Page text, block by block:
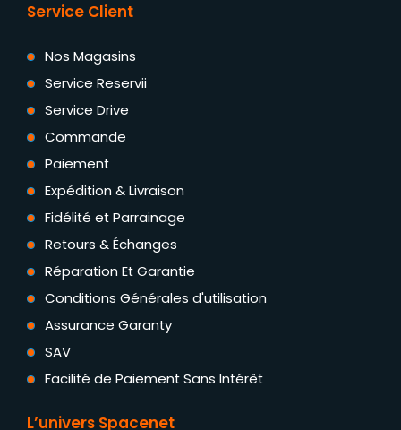
Service Client
Nos Magasins
Service Reservii
Service Drive
Commande
Paiement
Expédition & Livraison
Fidélité et Parrainage
Retours & Échanges
Réparation Et Garantie
Conditions Générales d'utilisation
Assurance Garanty
SAV
Facilité de Paiement Sans Intérêt
L’univers Spacenet